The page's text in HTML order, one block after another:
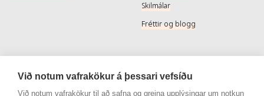
Skilmálar
Fréttir og blogg
Þjónusta
Afhendingarmöguleikar
Samfélagsmiðlar
Instagram
Við notum vafrakökur á þessari vefsíðu
Við notum vafrakökur til að safna og greina upplýsingar um notkun